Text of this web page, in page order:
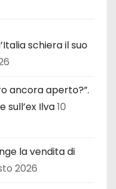
schiera il suo
ancora aperto?”.
sull’ex Ilva10
la vendita di
2026